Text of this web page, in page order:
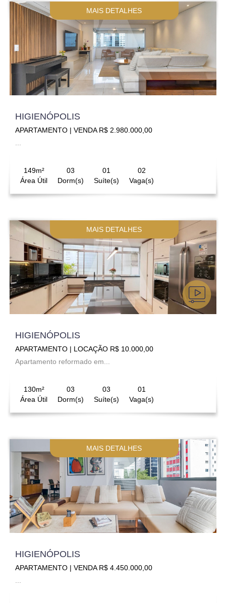
MAIS DETALHES
HIGIENÓPOLIS
APARTAMENTO | VENDA R$ 2.980.000,00
149m²
Área Útil
03
Dorm(s)
01
Suíte(s)
02
Vaga(s)
MAIS DETALHES
HIGIENÓPOLIS
APARTAMENTO | LOCAÇÃO R$ 10.000,00
Apartamento reformado em...
130m²
Área Útil
03
Dorm(s)
03
Suíte(s)
01
Vaga(s)
MAIS DETALHES
HIGIENÓPOLIS
APARTAMENTO | VENDA R$ 4.450.000,00